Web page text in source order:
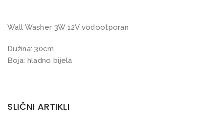
W
2
V
6
Wall Washer 3W 12V vodootporan
Dužina: 30cm
Boja: hladno bijela
SLIČNI ARTIKLI